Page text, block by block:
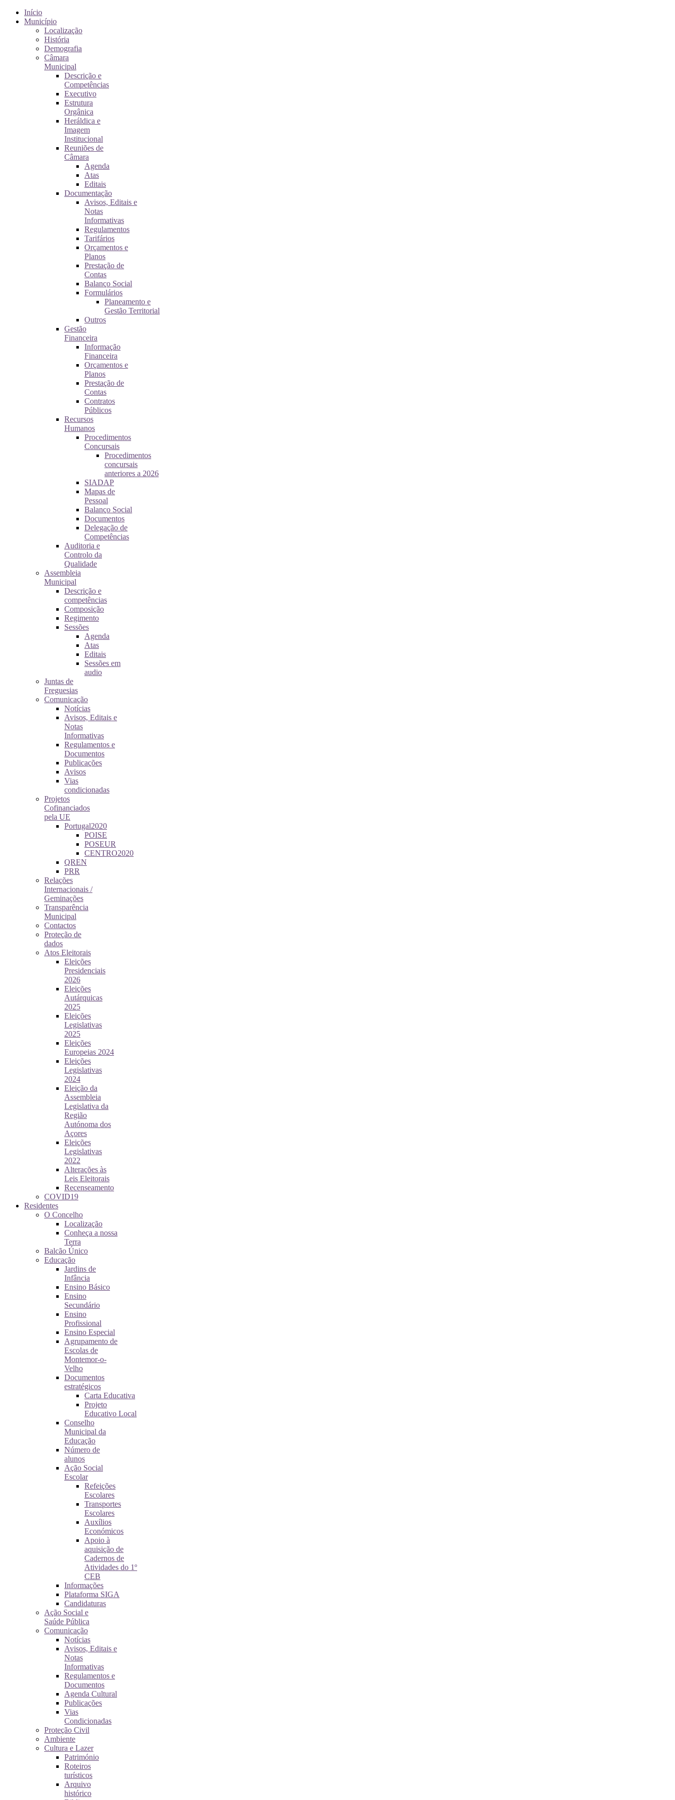
Início
Município
Localização
História
Demografia
Câmara
Municipal
Descrição e
Competências
Executivo
Estrutura
Orgânica
Heráldica e
Imagem
Institucional
Reuniões de
Câmara
Agenda
Atas
Editais
Documentação
Avisos, Editais e
Notas
Informativas
Regulamentos
Tarifários
Orçamentos e
Planos
Prestação de
Contas
Balanço Social
Formulários
Planeamento e
Gestão Territorial
Outros
Gestão
Financeira
Informação
Financeira
Orçamentos e
Planos
Prestação de
Contas
Contratos
Públicos
Recursos
Humanos
Procedimentos
Concursais
Procedimentos
concursais
anteriores a 2026
SIADAP
Mapas de
Pessoal
Balanço Social
Documentos
Delegação de
Competências
Auditoria e
Controlo da
Qualidade
Assembleia
Municipal
Descrição e
competências
Composição
Regimento
Sessões
Agenda
Atas
Editais
Sessões em
audio
Juntas de
Freguesias
Comunicação
Notícias
Avisos, Editais e
Notas
Informativas
Regulamentos e
Documentos
Publicações
Avisos
Vias
condicionadas
Projetos
Cofinanciados
pela UE
Portugal2020
POISE
POSEUR
CENTRO2020
QREN
PRR
Relações
Internacionais /
Geminações
Transparência
Municipal
Contactos
Proteção de
dados
Atos Eleitorais
Eleições
Presidenciais
2026
Eleições
Autárquicas
2025
Eleições
Legislativas
2025
Eleições
Europeias 2024
Eleições
Legislativas
2024
Eleição da
Assembleia
Legislativa da
Região
Autónoma dos
Açores
Eleições
Legislativas
2022
Alterações às
Leis Eleitorais
Recenseamento
COVID19
Residentes
O Concelho
Localização
Conheça a nossa
Terra
Balcão Único
Educação
Jardins de
Infância
Ensino Básico
Ensino
Secundário
Ensino
Profissional
Ensino Especial
Agrupamento de
Escolas de
Montemor-o-
Velho
Documentos
estratégicos
Carta Educativa
Projeto
Educativo Local
Conselho
Municipal da
Educação
Número de
alunos
Ação Social
Escolar
Refeições
Escolares
Transportes
Escolares
Auxílios
Económicos
Apoio à
aquisição de
Cadernos de
Atividades do 1º
CEB
Informações
Plataforma SIGA
Candidaturas
Ação Social e
Saúde Pública
Comunicação
Notícias
Avisos, Editais e
Notas
Informativas
Regulamentos e
Documentos
Agenda Cultural
Publicações
Vias
Condicionadas
Proteção Civil
Ambiente
Cultura e Lazer
Património
Roteiros
turísticos
Arquivo
histórico